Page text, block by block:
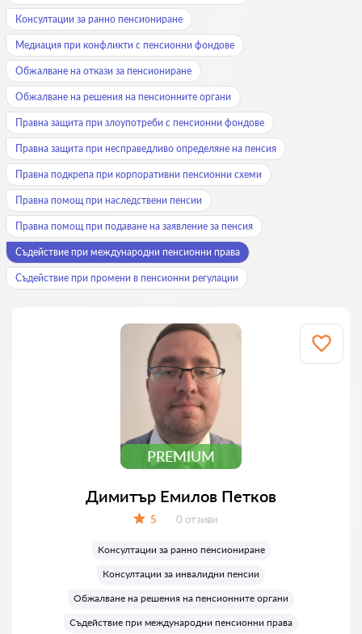
Консултации за ранно пенсиониране
Медиация при конфликти с пенсионни фондове
Обжалване на откази за пенсиониране
Обжалване на решения на пенсионните органи
Правна защита при злоупотреби с пенсионни фондове
Правна защита при несправедливо определяне на пенсия
Правна подкрепа при корпоративни пенсионни схеми
Правна помощ при наследствени пенсии
Правна помощ при подаване на заявление за пенсия
Съдействие при международни пенсионни права
Съдействие при промени в пенсионни регулации
PREMIUM
Димитър Емилов Петков
5 Отзиви:
0 отзиви
Консултации за ранно пенсиониране
Консултации за инвалидни пенсии
Обжалване на решения на пенсионните органи
Съдействие при международни пенсионни права